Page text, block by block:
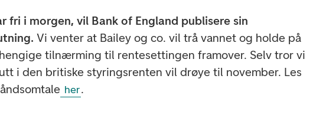
fri i morgen, vil Bank of England publisere sin
Vi venter at Bailey og co. vil trå vannet og holde på
tilnærming til rentesettingen framover. Selv tror vi
i den britiske styringsrenten vil drøye til november. Les
her.